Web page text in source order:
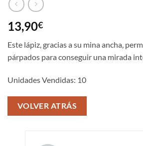
13,90€
Este lápiz, gracias a su mina ancha,
párpados para conseguir una mirada
Unidades Vendidas: 10
VOLVER ATRÁS